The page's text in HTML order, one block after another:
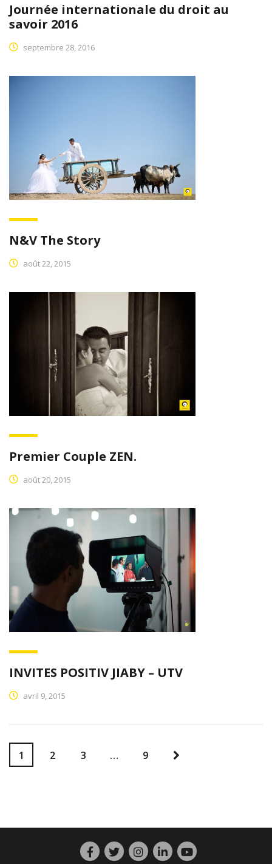
Journée internationale du droit au
savoir 2016
septembre 28, 2016
N&V The Story
août 22, 2015
Premier Couple ZEN.
août 20, 2015
INVITES POSITIV JIABY – UTV
avril 9, 2015
1 2 3 … 9